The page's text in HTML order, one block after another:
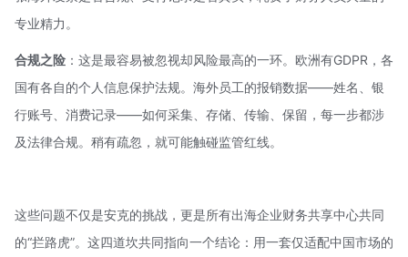
专业精力。
合规之险 ：这是最容易被忽视却风险最高的一环。欧洲有GDPR ，各
国有各自的个人信息保护法规。海外员工的报销数据——姓名、银
行账号、消费记录——如何采集、存储、传输、保留，每一步都涉
及法律合规。稍有疏忽，就可能触碰监管红线。
这些问题不仅是安克的挑战，更是所有出海企业财务共享中心共同
的“拦路虎”。这四道坎共同指向一个结论：用一套仅适配中国市场的